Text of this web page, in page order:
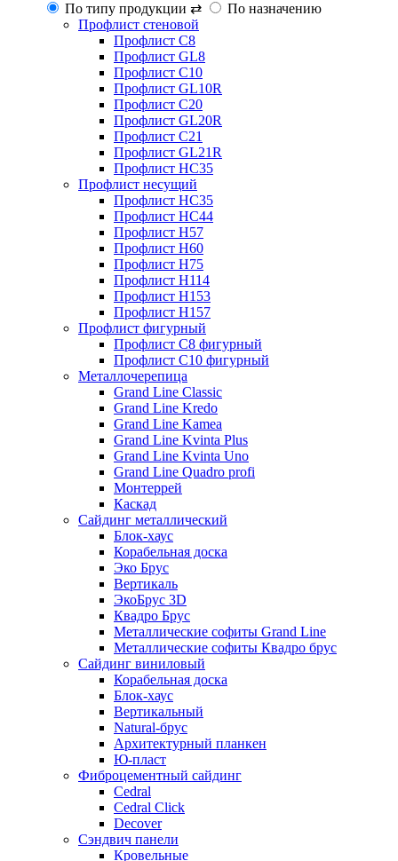
По типу продукции ⇄
По назначению
Профлист стеновой
Профлист С8
Профлист GL8
Профлист С10
Профлист GL10R
Профлист С20
Профлист GL20R
Профлист С21
Профлист GL21R
Профлист НС35
Профлист несущий
Профлист НС35
Профлист НС44
Профлист Н57
Профлист Н60
Профлист Н75
Профлист Н114
Профлист Н153
Профлист Н157
Профлист фигурный
Профлист С8 фигурный
Профлист С10 фигурный
Металлочерепица
Grand Line Classic
Grand Line Kredo
Grand Line Kamea
Grand Line Kvinta Plus
Grand Line Kvinta Uno
Grand Line Quadro profi
Монтеррей
Каскад
Сайдинг металлический
Блок-хаус
Корабельная доска
Эко Брус
Вертикаль
ЭкоБрус 3D
Квадро Брус
Металлические софиты Grand Line
Металлические софиты Квадро брус
Сайдинг виниловый
Корабельная доска
Блок-хаус
Вертикальный
Natural-брус
Архитектурный планкен
Ю-пласт
Фиброцементный сайдинг
Cedral
Cedral Click
Decover
Сэндвич панели
Кровельные